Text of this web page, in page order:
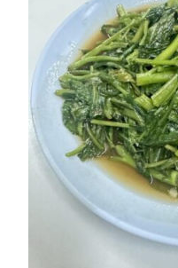
会社概要
役員紹介
採用情報
社員インタビュー
研修